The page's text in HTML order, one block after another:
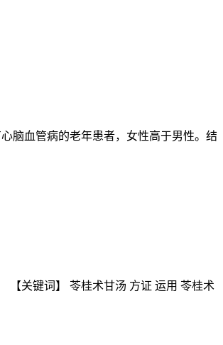
脑血管病的老年患者，女性高于男性。结
【关键词】 苓桂术甘汤 方证 运用 苓桂术